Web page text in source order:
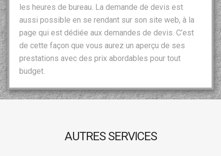
les heures de bureau. La demande de devis est
aussi possible en se rendant sur son site web, à la
page qui est dédiée aux demandes de devis. C’est
de cette façon que vous aurez un aperçu de ses
prestations avec des prix abordables pour tout
budget.
AUTRES SERVICES